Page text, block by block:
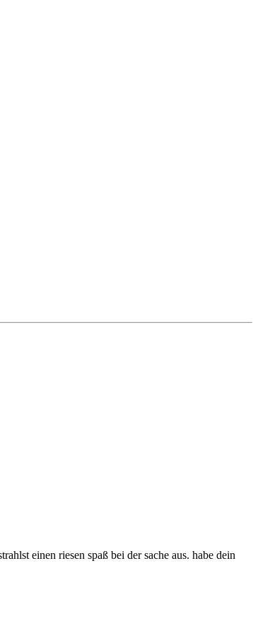
einen riesen spaß bei der sache aus. habe dein